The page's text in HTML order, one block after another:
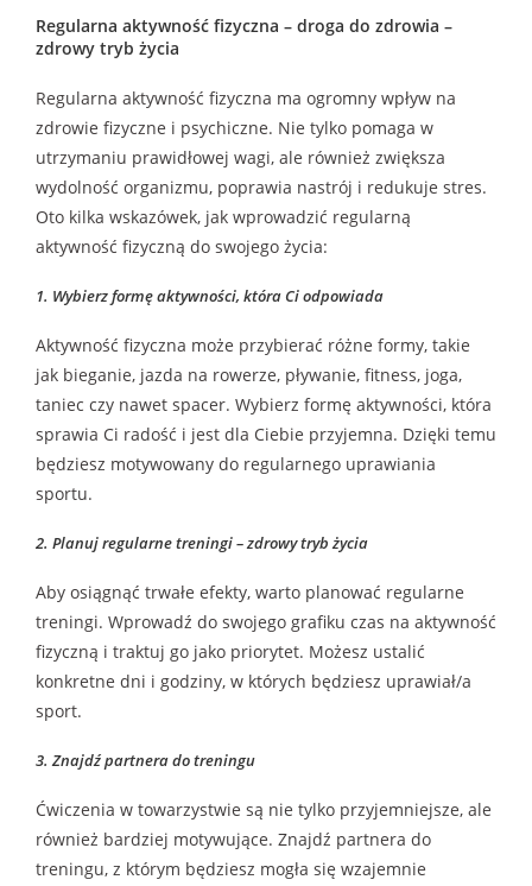
Regularna aktywność fizyczna – droga do zdrowia –
zdrowy tryb życia
Regularna aktywność fizyczna ma ogromny wpływ na
zdrowie fizyczne i psychiczne. Nie tylko pomaga w
utrzymaniu prawidłowej wagi, ale również zwiększa
wydolność organizmu, poprawia nastrój i redukuje stres.
Oto kilka wskazówek, jak wprowadzić regularną
aktywność fizyczną do swojego życia:
1. Wybierz formę aktywności, która Ci odpowiada
Aktywność fizyczna może przybierać różne formy, takie
jak bieganie, jazda na rowerze, pływanie, fitness, joga,
taniec czy nawet spacer. Wybierz formę aktywności, która
sprawia Ci radość i jest dla Ciebie przyjemna. Dzięki temu
będziesz motywowany do regularnego uprawiania
sportu.
2. Planuj regularne treningi – zdrowy tryb życia
Aby osiągnąć trwałe efekty, warto planować regularne
treningi. Wprowadź do swojego grafiku czas na aktywność
fizyczną i traktuj go jako priorytet. Możesz ustalić
konkretne dni i godziny, w których będziesz uprawiał/a
sport.
3. Znajdź partnera do treningu
Ćwiczenia w towarzystwie są nie tylko przyjemniejsze, ale
również bardziej motywujące. Znajdź partnera do
treningu, z którym będziesz mogła się wzajemnie